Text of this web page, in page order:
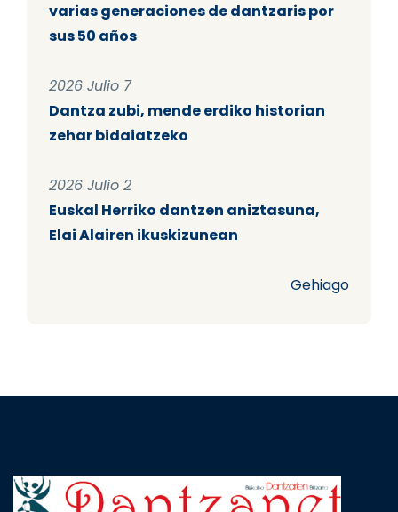
varias generaciones de dantzaris por
sus 50 años
2026 Julio 7
Dantza zubi, mende erdiko historian
zehar bidaiatzeko
2026 Julio 2
Euskal Herriko dantzen aniztasuna,
Elai Alairen ikuskizunean
Gehiago